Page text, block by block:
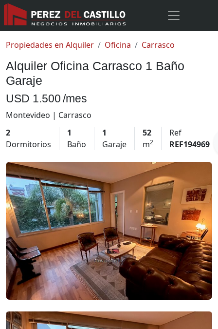
Propiedades en Alquiler Oficina Carrasco
Alquiler Oficina Carrasco 1 Baño
Garaje
USD 1.500/mes
Montevideo | Carrasco
2
Dormitorios
1
Baño
1
Garaje
52
m2
Ref
REF194969